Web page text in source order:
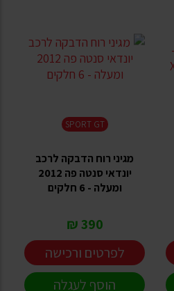
SPORT GT
מגיני רוח הדבקה לרכב
יונדאי סנטה פה 2012
ומעלה - 6 חלקים
390 ₪
לפרטים ורכישה
הוסף לעגלה